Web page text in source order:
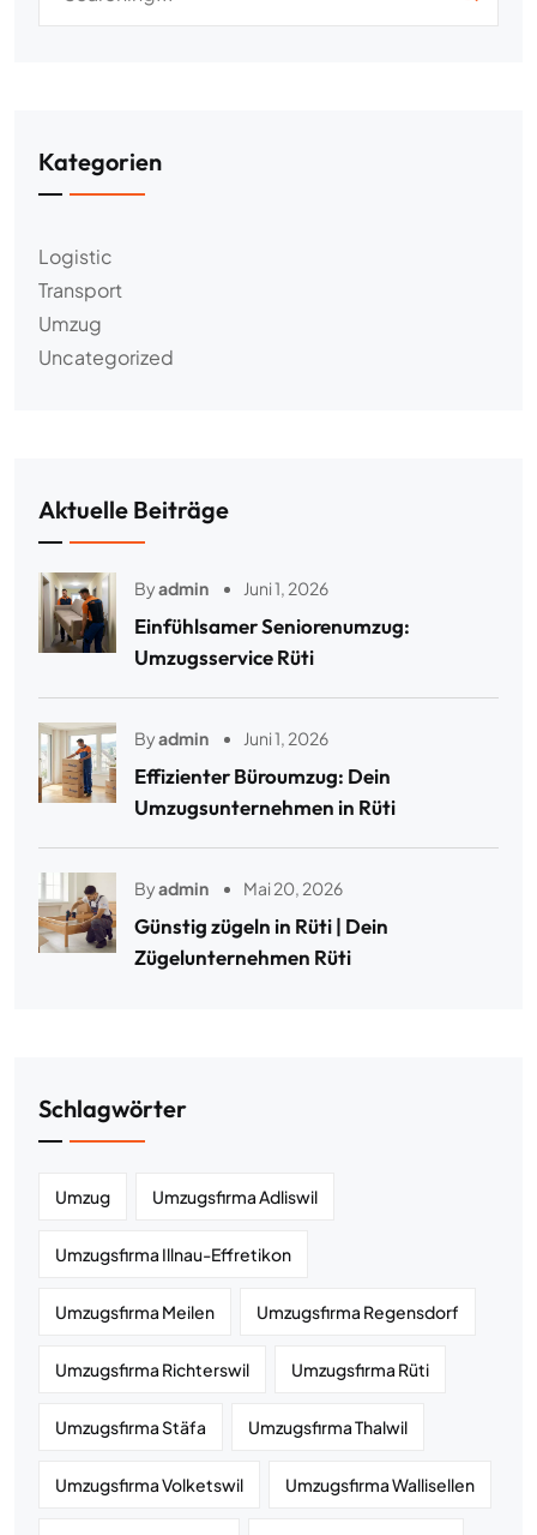
Kategorien
Logistic
Transport
Umzug
Uncategorized
Aktuelle Beiträge
Byadmin Juni 1, 2026
Einfühlsamer Seniorenumzug:
Umzugsservice Rüti
Byadmin Juni 1, 2026
Effizienter Büroumzug: Dein
Umzugsunternehmen in Rüti
Byadmin Mai 20, 2026
Günstig zügeln in Rüti | Dein
Zügelunternehmen Rüti
Schlagwörter
Umzug Umzugsfirma Adliswil
Umzugsfirma Illnau-Effretikon
Umzugsfirma Meilen Umzugsfirma Regensdorf
Umzugsfirma Richterswil Umzugsfirma Rüti
Umzugsfirma Stäfa Umzugsfirma Thalwil
Umzugsfirma Volketswil Umzugsfirma Wallisellen